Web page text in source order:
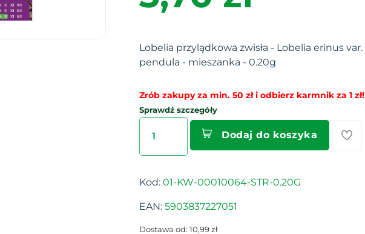
Lobelia przylądkowa zwisła - Lobelia erinus var.
pendula - mieszanka - 0.20g
Zrób zakupy za min. 50 zł i odbierz karmnik za 1 zł!
Sprawdź szczegóły
Dodaj do koszyka
Kod: 01-KW-00010064-STR-0.20G
EAN: 5903837227051
Dostawa od: 10,99 zł